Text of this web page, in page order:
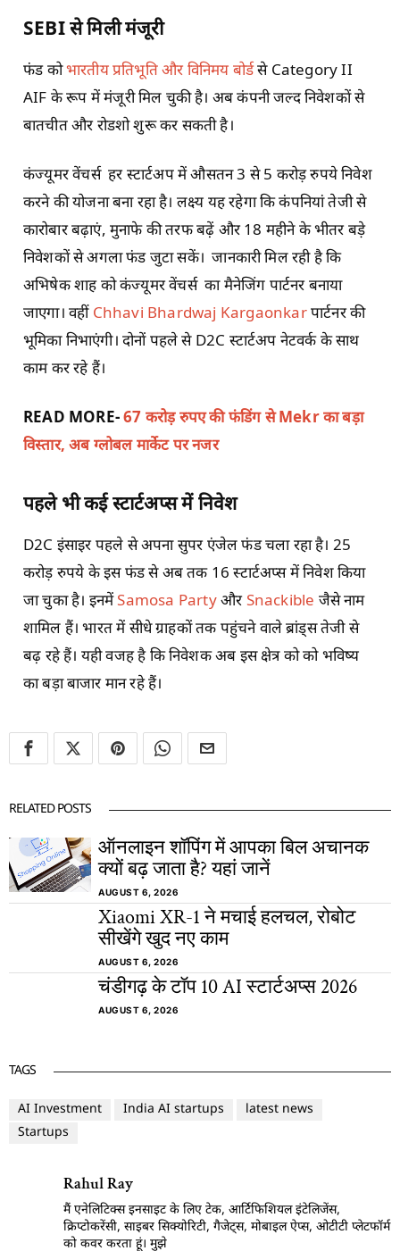
SEBIसे मिली मंजूरी
फंड कोभारतीय प्रतिभूति और विनिमय बोर्डसे Category II
AIF के रूप में मंजूरी मिल चुकी है। अब कंपनी जल्द निवेशकों से
बातचीत और रोडशो शुरू कर सकती है।
कंज्यूमर वेंचर्स हर स्टार्टअप में औसतन 3 से 5 करोड़ रुपये निवेश
करने की योजना बना रहा है। लक्ष्य यह रहेगा कि कंपनियां तेजी से
कारोबार बढ़ाएं, मुनाफे की तरफ बढ़ें और 18 महीने के भीतर बड़े
निवेशकों से अगला फंड जुटा सकें। जानकारी मिल रही है कि
अभिषेक शाह को कंज्यूमर वेंचर्स का मैनेजिंग पार्टनर बनाया
जाएगा। वहीं Chhavi Bhardwaj Kargaonkarपार्टनर की
भूमिका निभाएंगी। दोनों पहले से D2C स्टार्टअप नेटवर्क के साथ
काम कर रहे हैं।
READ MORE-67 करोड़ रुपए की फंडिंग से Mekr का बड़ा
विस्तार, अब ग्लोबल मार्केट पर नजर
पहले भी कई स्टार्टअप्स में निवेश
D2C इंसाइर पहले से अपना सुपर एंजेल फंड चला रहा है। 25
करोड़ रुपये के इस फंड से अब तक 16 स्टार्टअप्स में निवेश किया
जा चुका है। इनमेंSamosa PartyऔरSnackible जैसे नाम
शामिल हैं। भारत में सीधे ग्राहकों तक पहुंचने वाले ब्रांड्स तेजी से
बढ़ रहे हैं। यही वजह है कि निवेशक अब इस क्षेत्र को को भविष्य
का बड़ा बाजार मान रहे हैं।
RELATED POSTS
ऑनलाइन शॉपिंग में आपका बिल अचानक
क्यों बढ़ जाता है? यहां जानें
AUGUST 6, 2026
Xiaomi XR-1 ने मचाई हलचल, रोबोट
सीखेंगे खुद नए काम
AUGUST 6, 2026
चंडीगढ़ के टॉप 10 AI स्टार्टअप्स 2026
AUGUST 6, 2026
TAGS
AI Investment India AI startups
latest news
Startups
Rahul Ray
मैं एनेलिटिक्स इनसाइट के लिए टेक, आर्टिफिशियल इंटेलिजेंस,
क्रिप्टोकरेंसी, साइबर सिक्योरिटी, गैजेट्स, मोबाइल ऐप्स, ओटीटी प्लेटफॉर्म
को कवर करता हूं। मुझे